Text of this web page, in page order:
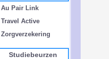
Au Pair Link
Travel Active
Zorgverzekering
Studiebeurzen